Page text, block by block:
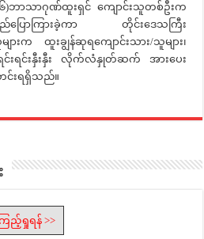
)ဘာသာဂုဏ်ထူးရှင် ကျောင်းသူတစ်ဦးက
န်လည်ပြောကြားခဲ့ကာ တိုင်းဒေသကြီး
းက ထူးချွန်ဆုရကျောင်းသား/သူများ၊
ရင်းရင်းနှီးနှီး လိုက်လံနှုတ်ဆက် အားပေး
တင်းရရှိသည်။
ကြည့်ရှုရန် >>